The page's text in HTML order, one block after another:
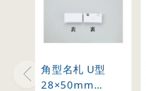
角型名札 U型
28×50mm